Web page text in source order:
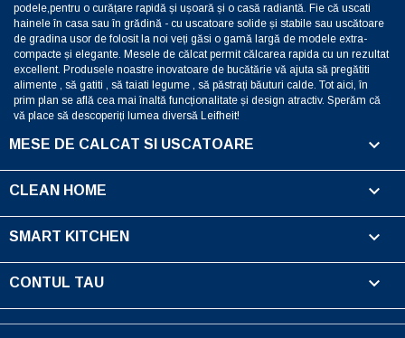
podele,pentru o curățare rapidă și ușoară și o casă radiantă. Fie că uscati
hainele în casa sau în grădină - cu uscatoare solide și stabile sau uscătoare
de gradina usor de folosit la noi veți găsi o gamă largă de modele extra-
compacte și elegante. Mesele de călcat permit călcarea rapida cu un rezultat
excellent. Produsele noastre inovatoare de bucătărie vă ajuta să pregătiti
alimente , să gatiti , să taiati legume , să păstrați băuturi calde. Tot aici, în
prim plan se află cea mai înaltă funcționalitate și design atractiv. Sperăm că
vă place să descoperiți lumea diversă Leifheit!
MESE DE CALCAT SI USCATOARE 
CLEAN HOME 
SMART KITCHEN 
CONTUL TAU 